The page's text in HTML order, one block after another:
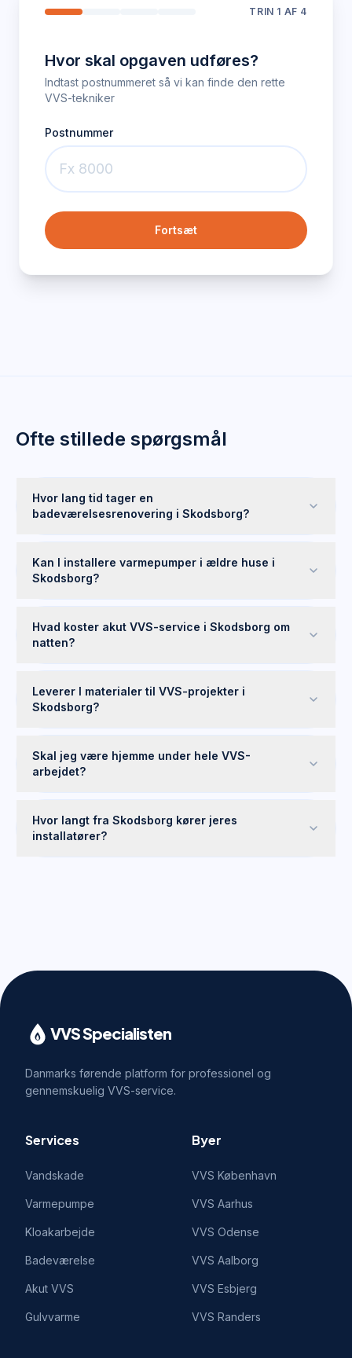
TRIN 1 AF 4
Hvor skal opgaven udføres?
Indtast postnummeret så vi kan finde den rette
VVS-tekniker
Postnummer
Fortsæt
Ofte stillede spørgsmål
Hvor lang tid tager en
badeværelsesrenovering i Skodsborg?
Kan I installere varmepumper i ældre huse i
Skodsborg?
Hvad koster akut VVS-service i Skodsborg om
natten?
Leverer I materialer til VVS-projekter i
Skodsborg?
Skal jeg være hjemme under hele VVS-
arbejdet?
Hvor langt fra Skodsborg kører jeres
installatører?
VVS Specialisten
Danmarks førende platform for professionel og
gennemskuelig VVS-service.
Services
Vandskade
Varmepumpe
Kloakarbejde
Badeværelse
Akut VVS
Gulvvarme
Byer
VVS København
VVS Aarhus
VVS Odense
VVS Aalborg
VVS Esbjerg
VVS Randers